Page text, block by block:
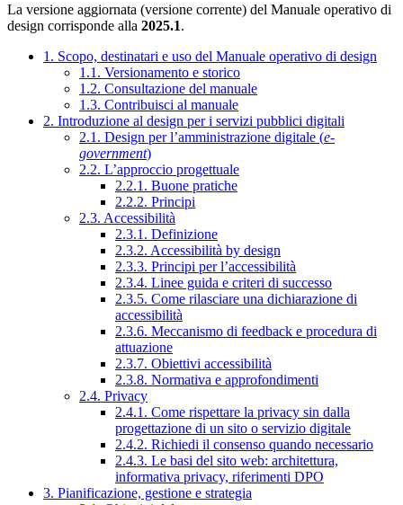
La versione aggiornata (versione corrente) del Manuale operativo di
design corrisponde alla 2025.1.
1. Scopo, destinatari e uso del Manuale operativo di design
1.1. Versionamento e storico
1.2. Consultazione del manuale
1.3. Contribuisci al manuale
2. Introduzione al design per i servizi pubblici digitali
2.1. Design per l’amministrazione digitale (e-
government)
2.2. L’approccio progettuale
2.2.1. Buone pratiche
2.2.2. Principi
2.3. Accessibilità
2.3.1. Definizione
2.3.2. Accessibilità by design
2.3.3. Principi per l’accessibilità
2.3.4. Linee guida e criteri di successo
2.3.5. Come rilasciare una dichiarazione di
accessibilità
2.3.6. Meccanismo di feedback e procedura di
attuazione
2.3.7. Obiettivi accessibilità
2.3.8. Normativa e approfondimenti
2.4. Privacy
2.4.1. Come rispettare la privacy sin dalla
progettazione di un sito o servizio digitale
2.4.2. Richiedi il consenso quando necessario
2.4.3. Le basi del sito web: architettura,
informativa privacy, riferimenti DPO
3. Pianificazione, gestione e strategia